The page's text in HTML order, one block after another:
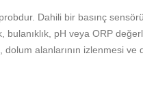
Dahili bir basınç
pH veya ORP
alanlarının izlenmesi ve